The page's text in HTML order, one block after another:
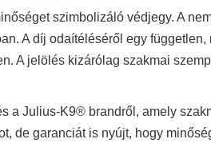
szimbolizáló védjegy. A
A díj odaítéléséről egy
A jelölés kizárólag szakmai
a Julius-K9® brandről, amely
de garanciát is nyújt, hogy